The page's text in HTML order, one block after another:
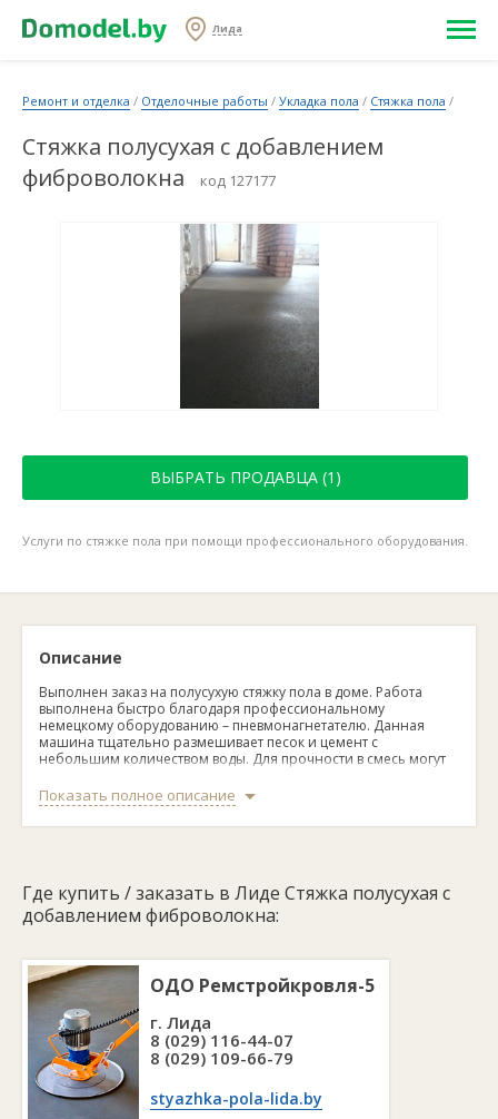
Лида
Ремонт и отделка / Отделочные работы / Укладка пола / Стяжка пола /
Стяжка полусухая с добавлением
фиброволокна
код 127177
ВЫБРАТЬ ПРОДАВЦА (1)
Услуги по стяжке пола при помощи профессионального оборудования.
Описание
Выполнен заказ на полусухую стяжку пола в доме. Работа
выполнена быстро благодаря профессиональному
немецкому оборудованию – пневмонагнетателю. Данная
машина тщательно размешивает песок и цемент с
небольшим количеством воды. Для прочности в смесь могут
укладываться армирующая сетка. Стяжка получается прочной
и быстросохнущей.
Показать полное описание
Где купить / заказать в Лиде Стяжка полусухая с
добавлением фиброволокна:
ОДО Ремстройкровля-5
г. Лида
8 (029) 116-44-07
8 (029) 109-66-79
styazhka-pola-lida.by